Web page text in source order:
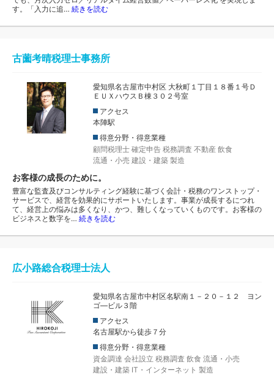
す。「入力に追… 続きを読む
古薗考晴税理士事務所
愛知県名古屋市中村区 大秋町１丁目１８番１号Ｄ
ＥＵＸハウスＢ棟３０２号室
アクセス
本陣駅
得意分野・得意業種
顧問税理士 確定申告 税務調査 不動産 飲食
流通・小売 建設・建築 製造
お客様の成長のために。
豊富な監査及びコンサルティング経験に基づく会計・税務のワンストップ・
サービスで、経営を効果的にサポートいたします。事業が成長するにつれ
て、経営上の悩みは多くなり、かつ、難しくなっていくものです。お客様の
ビジネスと数字を… 続きを読む
広小路総合税理士法人
愛知県名古屋市中村区名駅南１－２０－１２ ヨン
ゴ―ビル３階
アクセス
名古屋駅から徒歩７分
得意分野・得意業種
資金調達 会社設立 税務調査 飲食 流通・小売
建設・建築 IT・インターネット 製造